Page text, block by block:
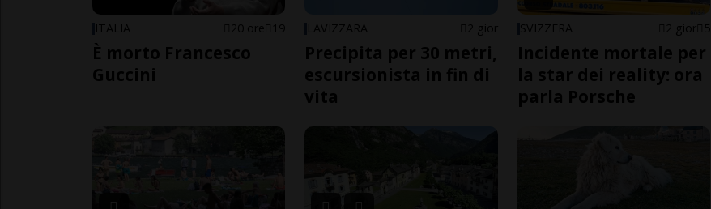
ITALIA 20 ore 19
È morto Francesco
Guccini
LAVIZZARA 2 gior
Precipita per 30 metri,
escursionista in fin di
vita
SVIZZERA 2 gior 5
Incidente mortale per
la star dei reality: ora
parla Porsche